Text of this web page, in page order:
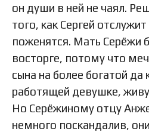
он души в ней не чаял.
того, как Сергей
поженятся. Мать Серёжи
восторге, потому что
сына на более богатой да
работящей девушке,
Но Серёжиному отцу
немного поскандалив,